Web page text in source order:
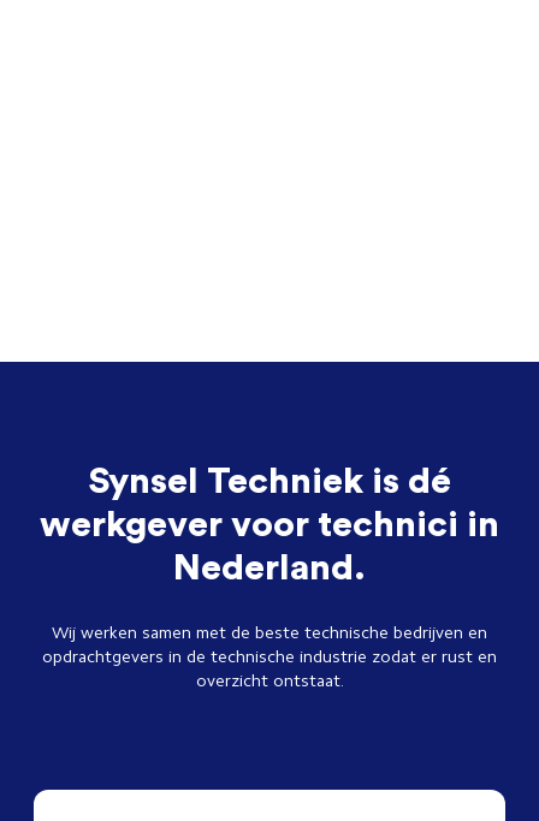
Synsel Techniek is dé
werkgever voor technici in
Nederland.
Wij werken samen met de beste technische bedrijven en
opdrachtgevers in de technische industrie zodat er rust en
overzicht ontstaat.